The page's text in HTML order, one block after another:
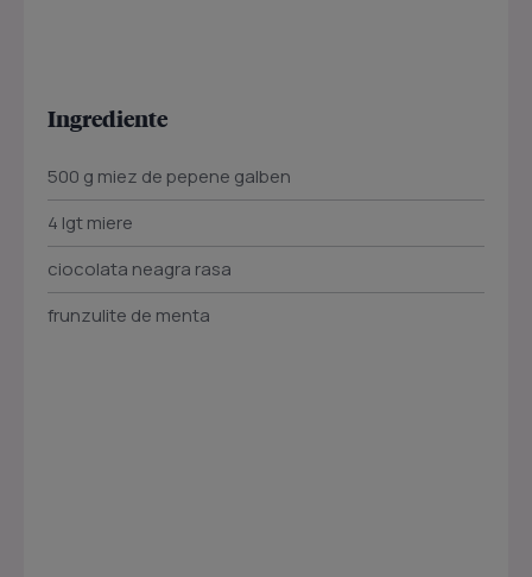
Ingrediente
500 g miez de pepene galben
4 lgt miere
ciocolata neagra rasa
frunzulite de menta